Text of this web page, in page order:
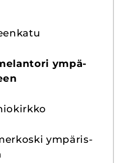
ym­pä­
ym­pä­ris­